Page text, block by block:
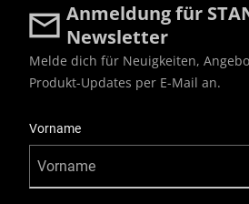
Anmeldung für
Newsletter
Melde dich für Neuigkeiten,
Produkt-Updates per E-Mail an.
Vorname